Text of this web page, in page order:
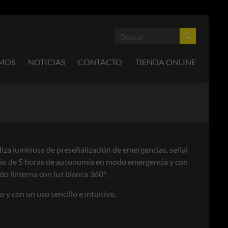
NOTICIAS CONTACTO TIENDA ONLINE
luminosa de preseñalización de emergencias, señal
de 5 horas de autonomía en modo emergencia y con
linterna con luz blanca 360º.
y con un uso sencillo e intuitivo.